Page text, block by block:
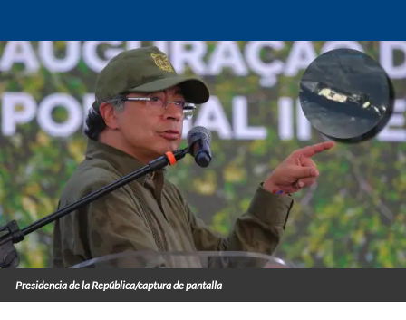
Presidencia de la República/captura de pantalla